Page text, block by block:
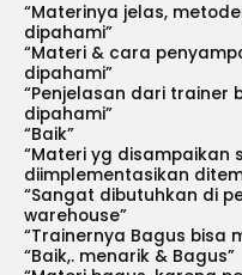
“Materinya jelas,
dipahami”
“Materi & cara
dipahami”
“Penjelasan dari trainer
dipahami”
“Baik”
“Materi yg disampaikan
diimplementasikan
“Sangat dibutuhkan di
warehouse”
“Trainernya Bagus bisa
“Baik,. menarik & Bagus”